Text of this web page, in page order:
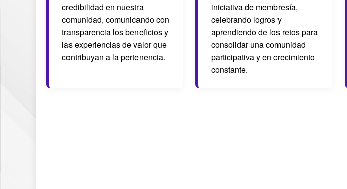
credibilidad en nuestra
comunidad, comunicando con
transparencia los beneficios y
las experiencias de valor que
contribuyan a la pertenencia.
iniciativa de membresía,
celebrando logros y
aprendiendo de los retos para
consolidar una comunidad
participativa y en crecimiento
constante.